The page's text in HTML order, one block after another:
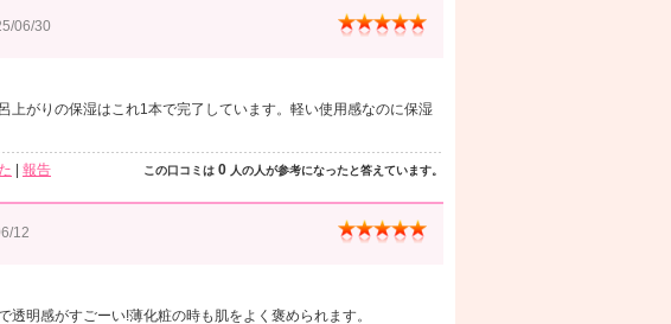
06/30
上がりの保湿はこれ1本で完了しています。軽い使用感なのに保湿
この口コミは 0 人の人が参考になったと答えています。
報告
12
明感がすごーい!薄化粧の時も肌をよく褒められます。